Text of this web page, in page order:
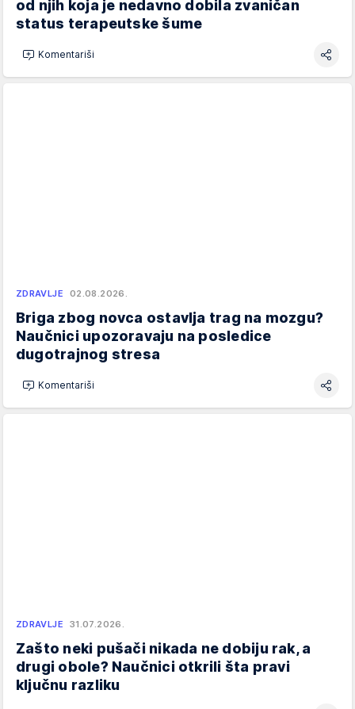
od njih koja je nedavno dobila zvaničan
status terapeutske šume
Komentariši
ZDRAVLJE 02.08.2026.
Briga zbog novca ostavlja trag na mozgu?
Naučnici upozoravaju na posledice
dugotrajnog stresa
Komentariši
ZDRAVLJE 31.07.2026.
Zašto neki pušači nikada ne dobiju rak, a
drugi obole? Naučnici otkrili šta pravi
ključnu razliku